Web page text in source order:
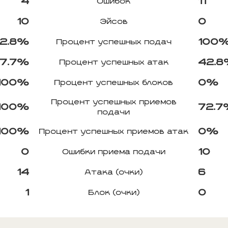
Ошибок
10 Эйсов 0
Процент успешных подач
Процент успешных атак
Процент успешных блоков 0%
Процент успешных приемов
подачи
Процент успешных приемов атак 0%
0 Ошибки приема подачи 10
14 Атака (очки) 6
1 Блок (очки) 0